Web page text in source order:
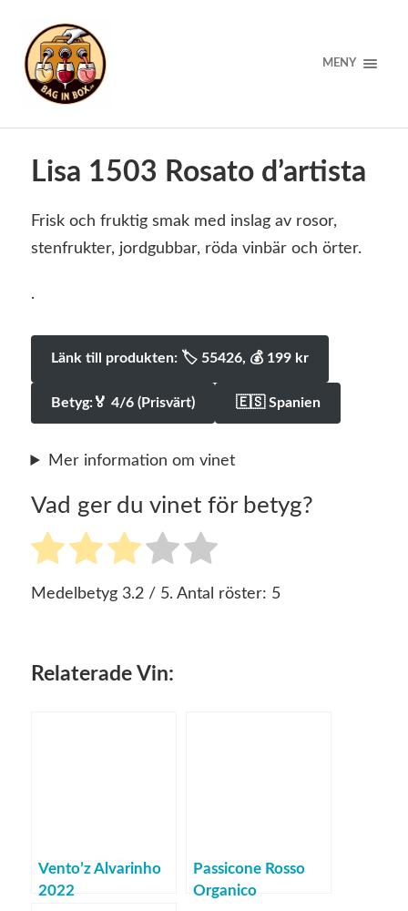
MENY
Lisa 1503 Rosato d’artista
Frisk och fruktig smak med inslag av rosor,
stenfrukter, jordgubbar, röda vinbär och örter.
.
Länk till produkten: 🏷 55426, 💰️ 199 kr
Betyg:🏅 4/6 (Prisvärt) 🇪🇸 Spanien
Mer information om vinet
Vad ger du vinet för betyg?
Medelbetyg 3.2/ 5. Antal röster: 5
Relaterade Vin:
Vento’z Alvarinho
2022
Passicone Rosso
Organico